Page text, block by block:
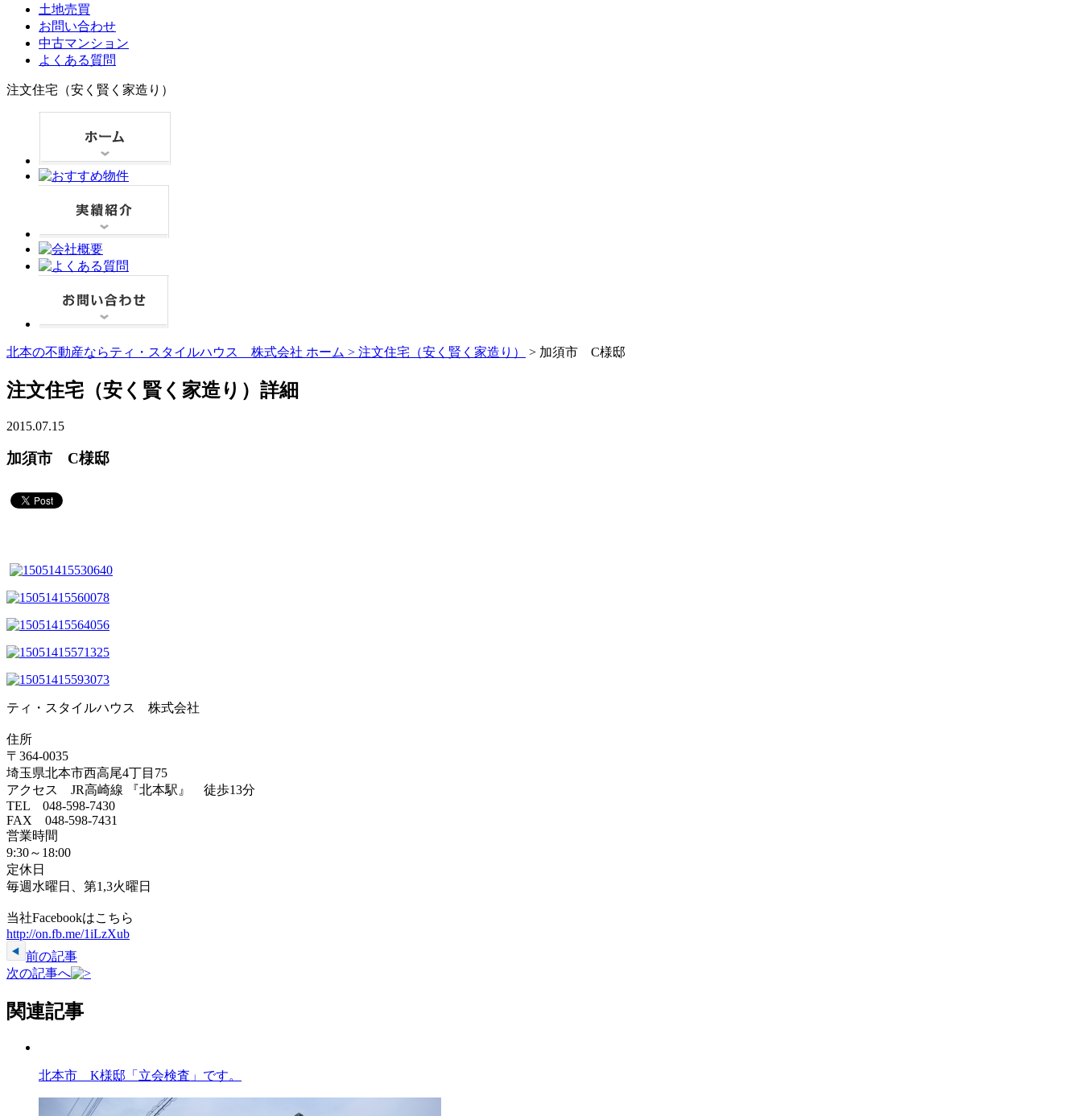
土地売買
お問い合わせ
中古マンション
よくある質問
注文住宅（安く賢く家造り）
北本の不動産ならティ・スタイルハウス 株式会社 ホーム > 注文住宅（安く賢く家造り） > 加須市 C様邸
注文住宅（安く賢く家造り）詳細
2015.07.15
加須市 C様邸
ティ・スタイルハウス 株式会社
住所
〒364-0035
埼玉県北本市西高尾4丁目75
アクセス JR高崎線 『北本駅』 徒歩13分
TEL 048-598-7430
FAX 048-598-7431
営業時間
9:30～18:00
定休日
毎週水曜日、第1,3火曜日
当社Facebookはこちら
http://on.fb.me/1iLzXub
前の記事
次の記事へ
関連記事
北本市 K様邸「立会検査」です。